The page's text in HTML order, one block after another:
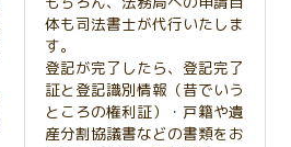
体も司法書士が代行いたしま
す。
登記が完了したら、登記完了
証と登記識別情報（昔でいう
ところの権利証）・戸籍や遺
産分割協議書などの書類をお